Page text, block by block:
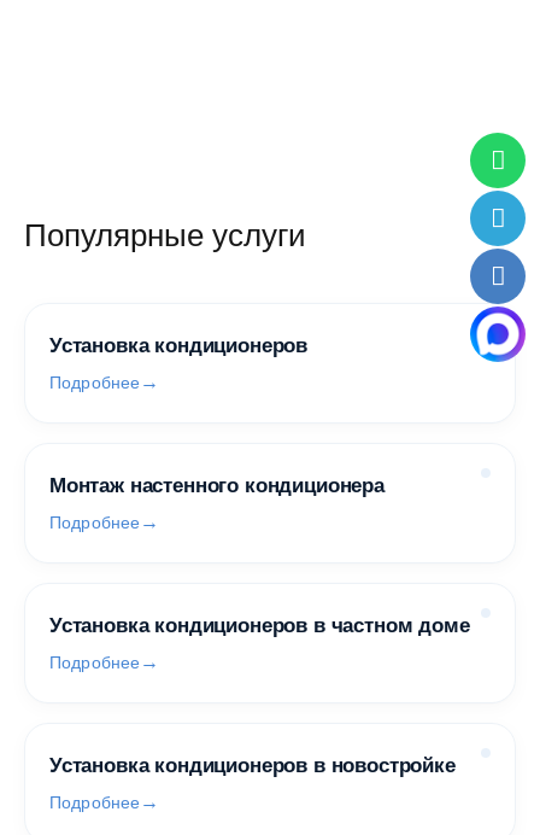
Популярные услуги
Установка кондиционеров
Подробнее
Монтаж настенного кондиционера
Подробнее
Установка кондиционеров в частном доме
Подробнее
Установка кондиционеров в новостройке
Подробнее